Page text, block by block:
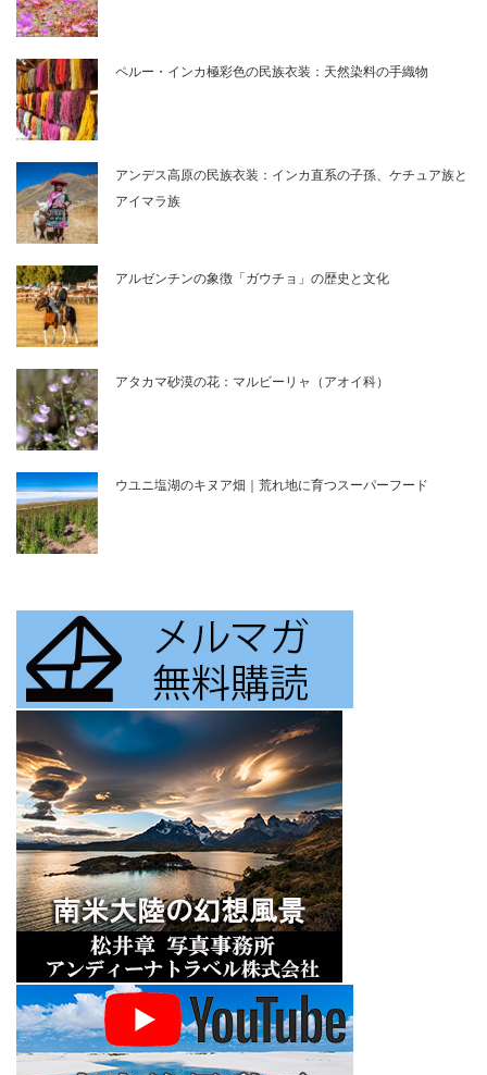
ペルー・インカ極彩色の民族衣装：天然染料の手織物
アンデス高原の民族衣装：インカ直系の子孫、ケチュア族と
アイマラ族
アルゼンチンの象徴「ガウチョ」の歴史と文化
アタカマ砂漠の花：マルビーリャ（アオイ科）
ウユニ塩湖のキヌア畑｜荒れ地に育つスーパーフード